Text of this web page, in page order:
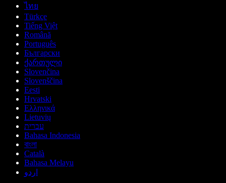
ไทย
Türkçe
Tiếng Việt
Română
Português
Български
ქართული
Slovenčina
Slovenščina
Eesti
Hrvatski
Ελληνικά
Lietuvių
עברית
Bahasa Indonesia
বাংলা
Català
Bahasa Melayu
اردو